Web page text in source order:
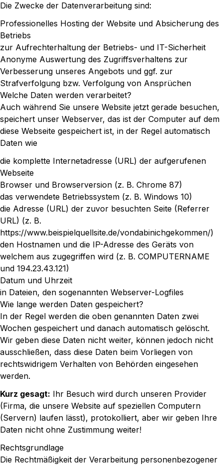
Die Zwecke der Datenverarbeitung sind:
Professionelles Hosting der Website und Absicherung des
Betriebs
zur Aufrechterhaltung der Betriebs- und IT-Sicherheit
Anonyme Auswertung des Zugriffsverhaltens zur
Verbesserung unseres Angebots und ggf. zur
Strafverfolgung bzw. Verfolgung von Ansprüchen
Welche Daten werden verarbeitet?
Auch während Sie unsere Website jetzt gerade besuchen,
speichert unser Webserver, das ist der Computer auf dem
diese Webseite gespeichert ist, in der Regel automatisch
Daten wie
die komplette Internetadresse (URL) der aufgerufenen
Webseite
Browser und Browserversion (z. B. Chrome 87)
das verwendete Betriebssystem (z. B. Windows 10)
die Adresse (URL) der zuvor besuchten Seite (Referrer
URL) (z. B.
https://www.beispielquellsite.de/vondabinichgekommen/)
den Hostnamen und die IP-Adresse des Geräts von
welchem aus zugegriffen wird (z. B. COMPUTERNAME
und 194.23.43.121)
Datum und Uhrzeit
in Dateien, den sogenannten Webserver-Logfiles
Wie lange werden Daten gespeichert?
In der Regel werden die oben genannten Daten zwei
Wochen gespeichert und danach automatisch gelöscht.
Wir geben diese Daten nicht weiter, können jedoch nicht
ausschließen, dass diese Daten beim Vorliegen von
rechtswidrigem Verhalten von Behörden eingesehen
werden.
Kurz gesagt: Ihr Besuch wird durch unseren Provider
(Firma, die unsere Website auf speziellen Computern
(Servern) laufen lässt), protokolliert, aber wir geben Ihre
Daten nicht ohne Zustimmung weiter!
Rechtsgrundlage
Die Rechtmäßigkeit der Verarbeitung personenbezogener